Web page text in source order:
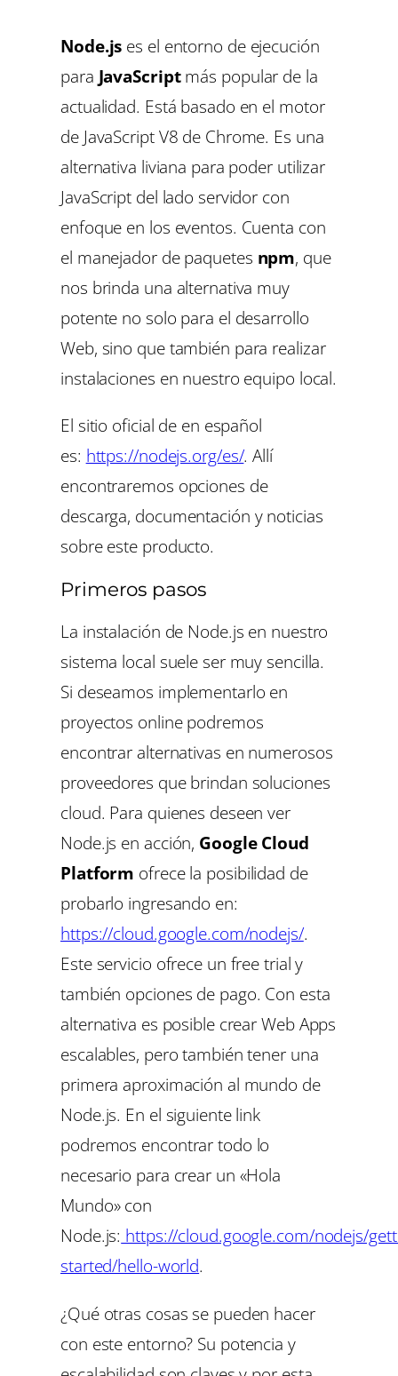
Node.js es el entorno de ejecución
para JavaScriptmás popular de la
actualidad. Está basado en el motor
de JavaScript V8 de Chrome. Es una
alternativa liviana para poder utilizar
JavaScript del lado servidor con
enfoque en los eventos. Cuenta con
el manejador de paquetes npm, que
nos brinda una alternativa muy
potente no solo para el desarrollo
Web, sino que también para realizar
instalaciones en nuestro equipo local.
El sitio oficial de en español
es: https://nodejs.org/es/. Allí
encontraremos opciones de
descarga, documentación y noticias
sobre este producto.
Primeros pasos
La instalación de Node.js en nuestro
sistema local suele ser muy sencilla.
Si deseamos implementarlo en
proyectos online podremos
encontrar alternativas en numerosos
proveedores que brindan soluciones
cloud. Para quienes deseen ver
Node.js en acción, Google Cloud
Platform ofrece la posibilidad de
probarlo ingresando en:
https://cloud.google.com/nodejs/.
Este servicio ofrece un free trial y
también opciones de pago. Con esta
alternativa es posible crear Web Apps
escalables, pero también tener una
primera aproximación al mundo de
Node.js. En el siguiente link
podremos encontrar todo lo
necesario para crear un «Hola
Mundo» con
Node.js: https://cloud.google.com/nodejs/
started/hello-world.
¿Qué otras cosas se pueden hacer
con este entorno? Su potencia y